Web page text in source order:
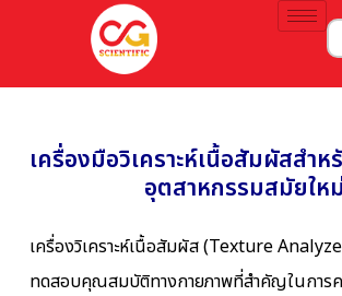
เครื่องมือวิเคราะห์เนื้อสัมผัสสำห
อุตสาหกรรมสมัยให
เครื่องวิเคราะห์เนื้อสัมผัส (Texture
ทดสอบคุณสมบัติทางกายภาพที่สำคัญในกา